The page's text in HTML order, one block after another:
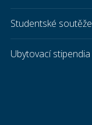
Studentské soutěže
Ubytovací stipendia